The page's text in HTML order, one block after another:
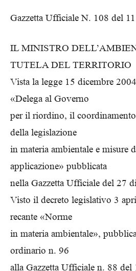
Gazzetta Ufficiale N. 108 del
IL MINISTRO
TUTELA DEL TERRITORIO
Vista la legge 15 dicembre
«Delega al Governo
per il riordino, il coordinamento
della legislazione
in materia ambientale e misure
applicazione» pubblicata
nella Gazzetta Ufficiale del 27
Visto il decreto legislativo 3
recante «Norme
in materia ambientale»,
ordinario n. 96
alla Gazzetta Ufficiale n. 88